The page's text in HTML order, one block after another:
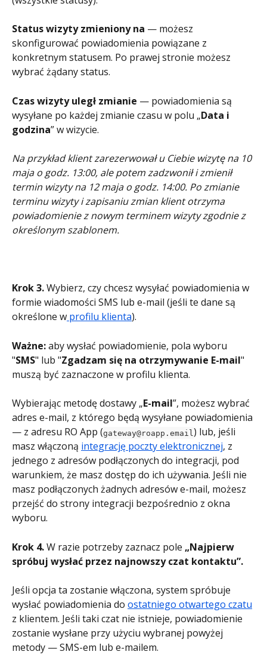
Status wizyty zmieniony na — możesz
skonfigurować powiadomienia powiązane z
konkretnym statusem. Po prawej stronie możesz
wybrać żądany status.
Czas wizyty uległ zmianie — powiadomienia są
wysyłane po każdej zmianie czasu w polu „Data i
godzina” w wizycie.
Na przykład klient zarezerwował u Ciebie wizytę na 10
maja o godz. 13:00, ale potem zadzwonił i zmienił
termin wizyty na 12 maja o godz. 14:00. Po zmianie
terminu wizyty i zapisaniu zmian klient otrzyma
powiadomienie z nowym terminem wizyty zgodnie z
określonym szablonem.
Krok 3. Wybierz, czy chcesz wysyłać powiadomienia w
formie wiadomości SMS lub e-mail (jeśli te dane są
określone w profilu klienta).
Ważne: aby wysłać powiadomienie, pola wyboru
"SMS" lub "Zgadzam się na otrzymywanie E-mail"
muszą być zaznaczone w profilu klienta.
Wybierając metodę dostawy „E-mail”, możesz wybrać
adres e-mail, z którego będą wysyłane powiadomienia
— z adresu RO App (gateway@roapp.email ) lub, jeśli
masz włączoną integrację poczty elektronicznej, z
jednego z adresów podłączonych do integracji, pod
warunkiem, że masz dostęp do ich używania. Jeśli nie
masz podłączonych żadnych adresów e-mail, możesz
przejść do strony integracji bezpośrednio z okna
wyboru.
Krok 4. W razie potrzeby zaznacz pole „Najpierw
spróbuj wysłać przez najnowszy czat kontaktu”.
Jeśli opcja ta zostanie włączona, system spróbuje
wysłać powiadomienia do ostatniego otwartego czatu
z klientem. Jeśli taki czat nie istnieje, powiadomienie
zostanie wysłane przy użyciu wybranej powyżej
metody — SMS-em lub e-mailem.